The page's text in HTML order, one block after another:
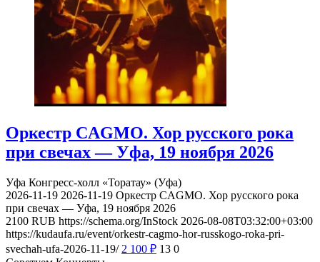
Оркестр CAGMO. Хор русского рока
при свечах — Уфа, 19 ноября 2026
Уфа Конгресс-холл «Торатау» (Уфа)
2026-11-19 2026-11-19 Оркестр CAGMO. Хор русского рока
при свечах — Уфа, 19 ноября 2026
2100 RUB https://schema.org/InStock 2026-08-08T03:32:00+03:00
https://kudaufa.ru/event/orkestr-cagmo-hor-russkogo-roka-pri-
svechah-ufa-2026-11-19/ 2 100 ₽ 13 0